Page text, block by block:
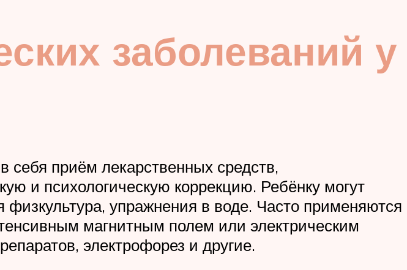
заболеваний у
себя приём лекарственных средств,
и психологическую коррекцию. Ребёнку могут
упражнения в воде. Часто применяются
магнитным полем или электрическим
электрофорез и другие.